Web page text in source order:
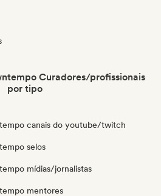
Curadores/profissionais
por tipo
canais do youtube/twitch
selos
mídias/jornalistas
mentores